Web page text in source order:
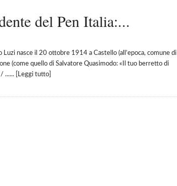
del Pen Italia:...
nasce il 20 ottobre 1914 a Castello (all’epoca, comune di
(come quello di Salvatore Quasimodo: «Il tuo berretto di
[
Leggi tutto